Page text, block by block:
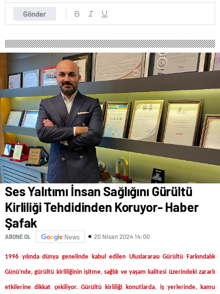
Gönder
Ses Yalıtımı İnsan Sağlığını Gürültü
Kirliliği Tehdidinden Koruyor- Haber
Şafak
ABONE OL News 20 Nisan 2024 14:00
1996 yılında dünya genelinde kabul edilen Uluslararası Gürültü Farkındalık
Günü’nde, gürültü kirliliğinin işitme, sağlık ve yaşam kalitesi üzerindeki zararlı
etkilerine dikkat çekiliyor. Gürültü kirliliği konutlarda, iş yerlerinde, kamu